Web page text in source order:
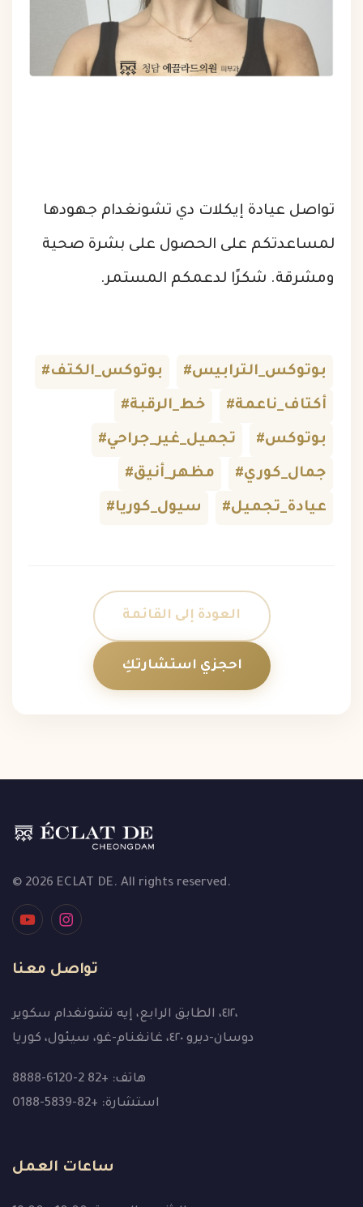
تواصل عيادة إيكلات دي تشونغدام جهودها
لمساعدتكم على الحصول على بشرة صحية
ومشرقة. شكرًا لدعمكم المستمر.
#بوتوكس_الترابيس #بوتوكس_الكتف
#أكتاف_ناعمة #خط_الرقبة
#بوتوكس #تجميل_غير_جراحي
#جمال_كوري #مظهر_أنيق
#عيادة_تجميل #سيول_كوريا
العودة إلى القائمة
احجزي استشارتكِ
© 2026 ECLAT DE. All rights reserved.
تواصل معنا
٤١٢، الطابق الرابع، إيه تشونغدام سكوير،
دوسان-ديرو ٤٢٠، غانغنام-غو، سيئول، كوريا
هاتف: +82 2-6120-8888
استشارة: +82-5839-0188
ساعات العمل